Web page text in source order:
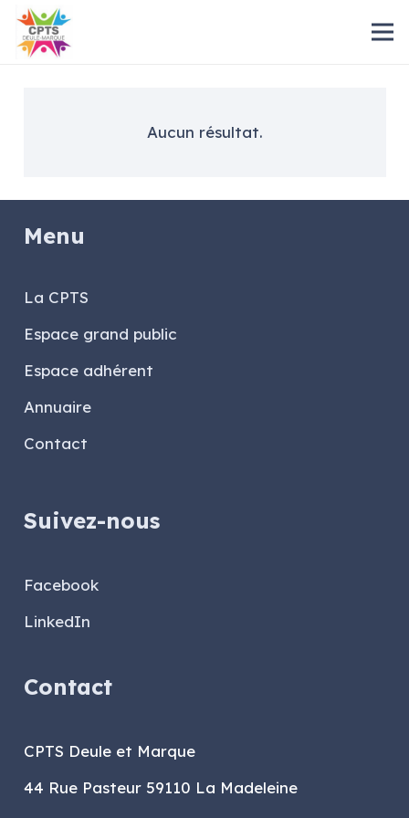
Aucun résultat.
Menu
La CPTS
Espace grand public
Espace adhérent
Annuaire
Contact
Suivez-nous
Facebook
LinkedIn
Contact
CPTS Deule et Marque
44 Rue Pasteur 59110 La Madeleine